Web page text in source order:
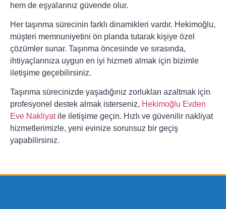
hem de eşyalarınız güvende olur.
Her taşınma sürecinin farklı dinamikleri vardır. Hekimoğlu,
müşteri memnuniyetini ön planda tutarak kişiye özel
çözümler sunar. Taşınma öncesinde ve sırasında,
ihtiyaçlarınıza uygun en iyi hizmeti almak için bizimle
iletişime geçebilirsiniz.
Taşınma sürecinizde yaşadığınız zorlukları azaltmak için
profesyonel destek almak isterseniz, Hekimoğlu Evden
Eve Nakliyatile iletişime geçin. Hızlı ve güvenilir nakliyat
hizmetlerimizle, yeni evinize sorunsuz bir geçiş
yapabilirsiniz.